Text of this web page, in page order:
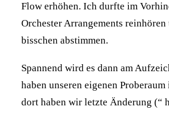
Flow erhöhen. Ich durfte im
Orchester Arrangements reinhören
bisschen abstimmen.
Spannend wird es dann am
haben unseren eigenen
dort haben wir letzte Änderung (“